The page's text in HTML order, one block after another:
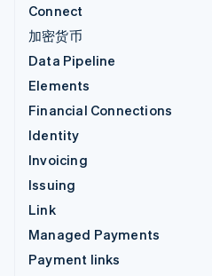
Connect
加密货币
Data Pipeline
Elements
Financial Connections
Identity
Invoicing
Issuing
Link
Managed Payments
Payment links